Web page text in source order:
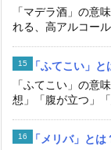
「マデラ酒」の意
れる、高アルコール
「ふてこい」
「ふてこい」の意
想」「腹が立つ」「
「メリバ」と